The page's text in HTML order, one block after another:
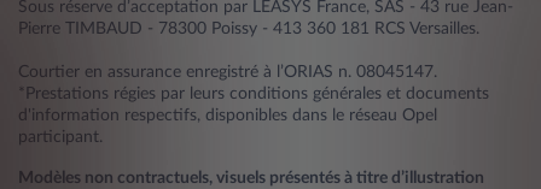
Sous réserve d’acceptation par LEASYS France, SAS - 43 rue Jean-
Pierre TIMBAUD - 78300 Poissy - 413 360 181 RCS Versailles.
Courtier en assurance enregistré à l’ORIAS n. 08045147.
*Prestations régies par leurs conditions générales et documents
d'information respectifs, disponibles dans le réseau Opel
participant.
Modèles non contractuels, visuels présentés à titre d’illustration